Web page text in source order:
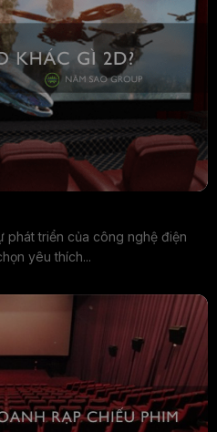
phát triển của công nghệ điện
yêu thích...